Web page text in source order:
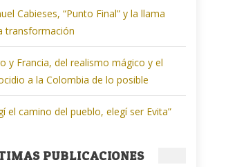
Cabieses, “Punto Final” y la llama
transformación
y Francia, del realismo mágico y el
a la Colombia de lo posible
el camino del pueblo, elegí ser Evita”
PUBLICACIONES